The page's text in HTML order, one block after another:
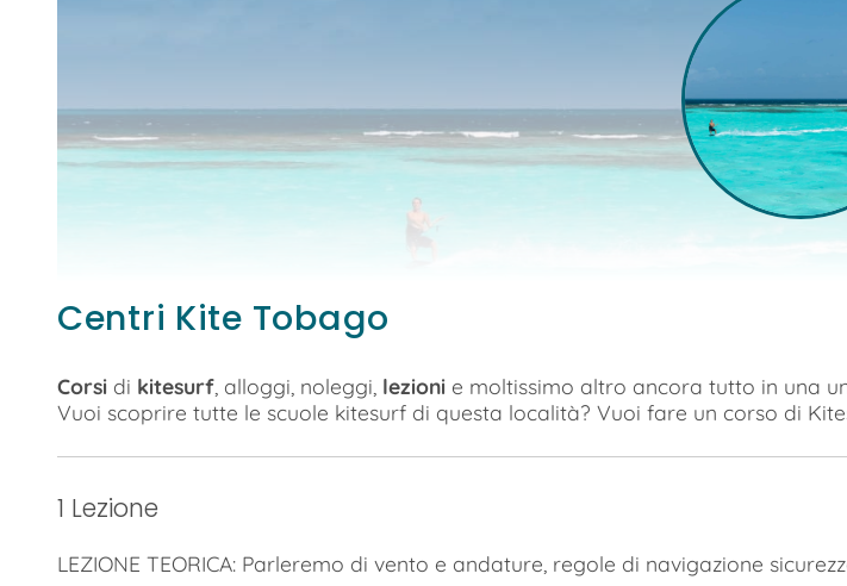
Centri Kite Tobago
Corsi di kitesurf , alloggi, noleggi, lezioni e moltissimo altro ancora tutto in una
Vuoi scoprire tutte le scuole kitesurf di questa località? Vuoi fare un corso di
1 Lezione
LEZIONE TEORICA: Parleremo di vento e andature, regole di navigazione